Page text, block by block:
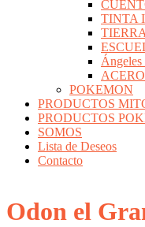
TINTA
ACERO
POKEMON
PRODUCTOS
PRODUCTOS
SOMOS
Lista de Deseos
Contacto
Odon el